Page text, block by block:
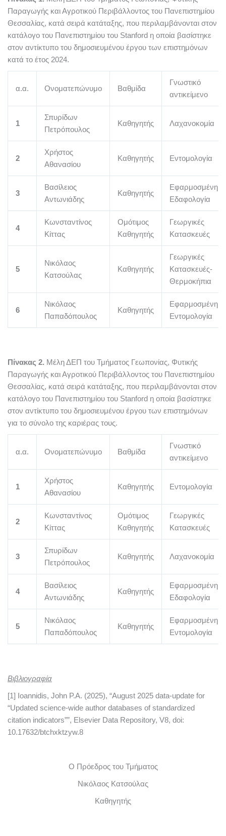
Παραγωγής και Αγροτικού Περιβάλλοντος του Πανεπιστημίου
Θεσσαλίας, κατά σειρά κατάταξης, που περιλαμβάνονται στον
κατάλογο του Πανεπιστημίου του Stanford η οποία βασίστηκε
στον αντίκτυπο του δημοσιευμένου έργου των επιστημόνων
κατά το έτος 2024.
α.α. Ονοματεπώνυμο Βαθμίδα
Γνωστικό
αντικείμενο
1
Σπυρίδων
Πετρόπουλος
Καθηγητής Λαχανοκομία
2
Χρήστος
Αθανασίου
Καθηγητής Εντομολογία
3
Βασίλειος
Αντωνιάδης
Καθηγητής
Εφαρμοσμένη
Εδαφολογία
4
Κωνσταντίνος
Κίττας
Ομότιμος
Καθηγητής
Γεωργικές
Κατασκευές
5
Νικόλαος
Κατσούλας
Καθηγητής
Γεωργικές
Κατασκευές-
Θερμοκήπια
6
Νικόλαος
Παπαδόπουλος
Καθηγητής
Εφαρμοσμένη
Εντομολογία
Πίνακας 2. Μέλη ΔΕΠ του Τμήματος Γεωπονίας, Φυτικής
Παραγωγής και Αγροτικού Περιβάλλοντος του Πανεπιστημίου
Θεσσαλίας, κατά σειρά κατάταξης, που περιλαμβάνονται στον
κατάλογο του Πανεπιστημίου του Stanford η οποία βασίστηκε
στον αντίκτυπο του δημοσιευμένου έργου των επιστημόνων
για το σύνολο της καριέρας τους.
α.α. Ονοματεπώνυμο Βαθμίδα
Γνωστικό
αντικείμενο
1
Χρήστος
Αθανασίου
Καθηγητής Εντομολογία
2
Κωνσταντίνος
Κίττας
Ομότιμος
Καθηγητής
Γεωργικές
Κατασκευές
3
Σπυρίδων
Πετρόπουλος
Καθηγητής Λαχανοκομία
4
Βασίλειος
Αντωνιάδης
Καθηγητής
Εφαρμοσμένη
Εδαφολογία
5
Νικόλαος
Παπαδόπουλος
Καθηγητής
Εφαρμοσμένη
Εντομολογία
Βιβλιογραφία
[1] Ioannidis, John P.A. (2025), “August 2025 data-update for
“Updated science-wide author databases of standardized
citation indicators””, Elsevier Data Repository, V8, doi:
10.17632/btchxktzyw.8
Ο Πρόεδρος του Τμήματος
Νικόλαος Κατσούλας
Καθηγητής